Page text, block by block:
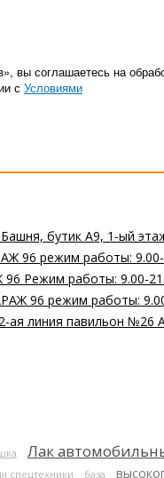
вы соглашаетесь на
с Условиями
бутик А9, 1-ый
96 режим работы:
96 Режим работы: 9.00-
96 режим работы:
ая линия павильон
Лак
спецтехники база